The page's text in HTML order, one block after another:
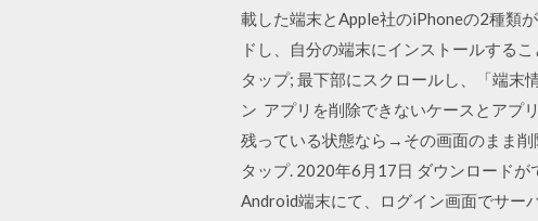
載した端末とApple社のiPhoneの2種類
ドし、自分の端末にインストールする
タップ; 最下部にスクロールし、「端末
ン アプリを削除できないケースとアプ
残っている状態なら→その画面のまま
タップ. 2020年6月17日 ダウンロード
Android端末にて、ログイン画面でサー